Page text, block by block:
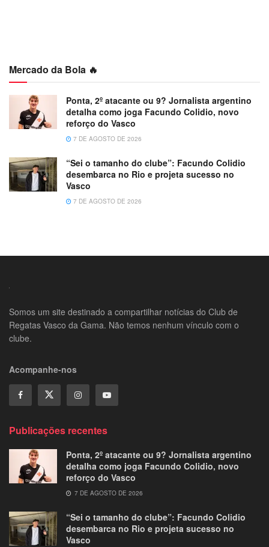
Mercado da Bola 🔥
Ponta, 2º atacante ou 9? Jornalista argentino
detalha como joga Facundo Colidio, novo
reforço do Vasco
7 DE AGOSTO DE 2026
“Sei o tamanho do clube”: Facundo Colidio
desembarca no Rio e projeta sucesso no
Vasco
7 DE AGOSTO DE 2026
Somos um site destinado a compartilhar notícias do Club de
Regatas Vasco da Gama. Não temos nenhum vínculo com o
clube.
Acompanhe-nos
Publicações recentes
Ponta, 2º atacante ou 9? Jornalista argentino
detalha como joga Facundo Colidio, novo
reforço do Vasco
7 DE AGOSTO DE 2026
“Sei o tamanho do clube”: Facundo Colidio
desembarca no Rio e projeta sucesso no
Vasco